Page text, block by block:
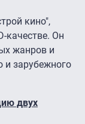
кино",
качестве. Он
жанров и
и зарубежного
двух